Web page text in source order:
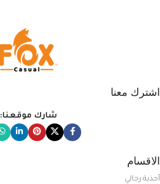
اشترك معنا
شارك موقعنا:
الاقسام
أحذية رجالي